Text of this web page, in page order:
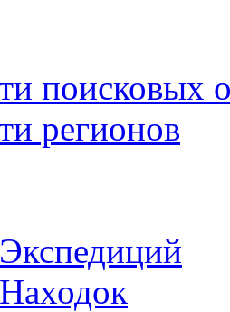
поисковых
регионов